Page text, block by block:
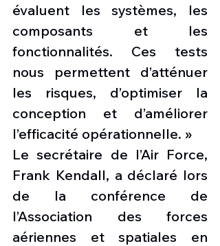
évaluent les systèmes, les
composants et les
fonctionnalités. Ces tests
nous permettent d’atténuer
les risques, d’optimiser la
conception et d’améliorer
l’efficacité opérationnelle. »
Le secrétaire de l’Air Force,
Frank Kendall, a déclaré lors
de la conférence de
l’Association des forces
aériennes et spatiales en